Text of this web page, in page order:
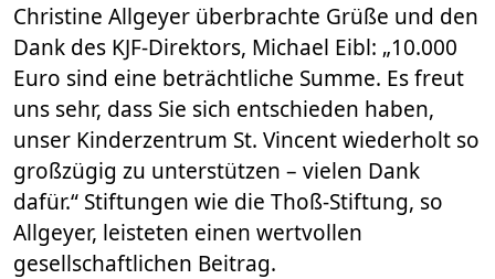
Christine Allgeyer überbrachte Grüße und den
Dank des KJF-Direktors, Michael Eibl: „10.000
Euro sind eine beträchtliche Summe. Es freut
uns sehr, dass Sie sich entschieden haben,
unser Kinderzentrum St. Vincent wiederholt so
großzügig zu unterstützen – vielen Dank
dafür.“ Stiftungen wie die Thoß-Stiftung, so
Allgeyer, leisteten einen wertvollen
gesellschaftlichen Beitrag.